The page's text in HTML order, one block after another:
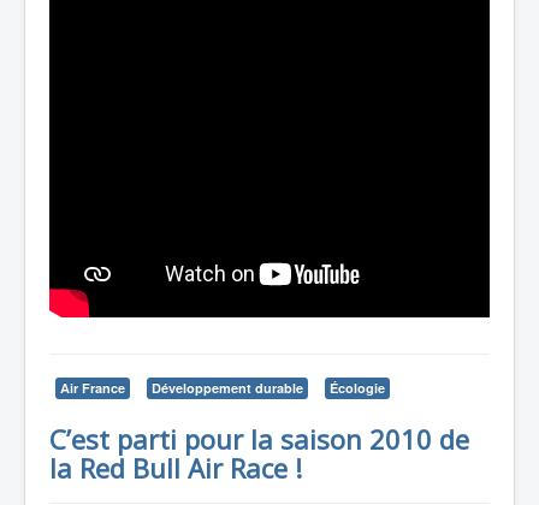
Air France Développement durable Écologie
C’est parti pour la saison 2010 de
la Red Bull Air Race !